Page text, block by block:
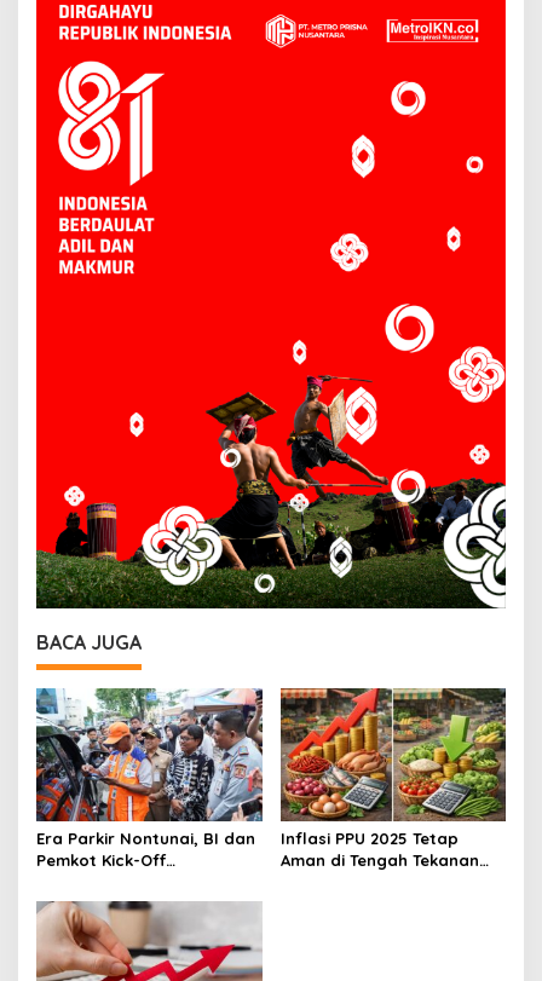
BACA JUGA
Era Parkir Nontunai, BI dan
Pemkot Kick-Off
Balikpapan Permai
Inflasi PPU 2025 Tetap
Aman di Tengah Tekanan